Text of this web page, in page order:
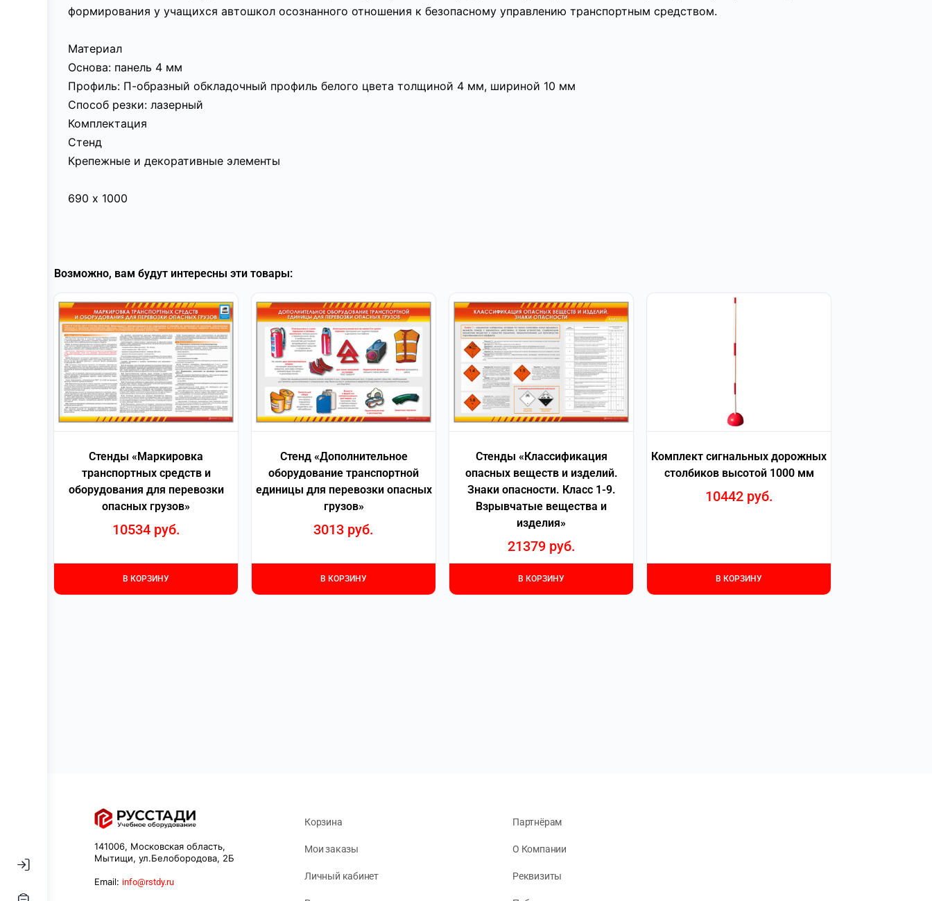
формирования у учащихся автошкол осознанного отношения к безопасному управлению транспортным средством.
Материал
Основа: панель 4 мм
Профиль: П-образный обкладочный профиль белого цвета толщиной 4 мм, шириной 10 мм
Способ резки: лазерный
Комплектация
Стенд
Крепежные и декоративные элементы
690 х 1000
Возможно, вам будут интересны эти товары:
Стенды «Маркировка
транспортных средств и
оборудования для перевозки
опасных грузов»
10534 руб.
В КОРЗИНУ
Стенд «Дополнительное
оборудование транспортной
единицы для перевозки опасных
грузов»
3013 руб.
В КОРЗИНУ
Стенды «Классификация
опасных веществ и изделий.
Знаки опасности. Класс 1-9.
Взрывчатые вещества и
изделия»
21379 руб.
В КОРЗИНУ
Комплект сигнальных дорожных
столбиков высотой 1000 мм
10442 руб.
В КОРЗИНУ
141006, Московская область,
Мытищи, ул.Белобородова, 2Б
Email: info@rstdy.ru
Корзина
Мои заказы
Личный кабинет
Партнёрам
О Компании
Реквизиты